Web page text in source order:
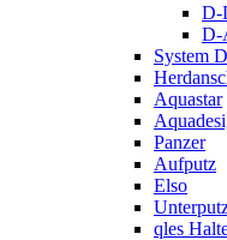
D-
D-
System
Aquastar
Panzer
Aufputz
Elso
qles